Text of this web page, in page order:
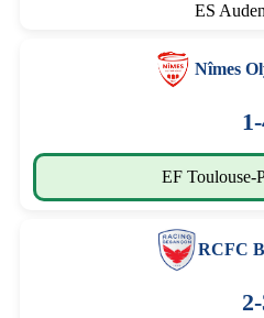
ES
Nîmes
EF Toulouse-
RCFC